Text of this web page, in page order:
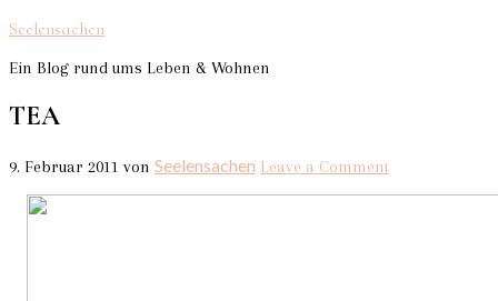
Seelensachen
Ein Blog rund ums Leben & Wohnen
TEA
9. Februar 2011 von Seelensachen Leave a Comment